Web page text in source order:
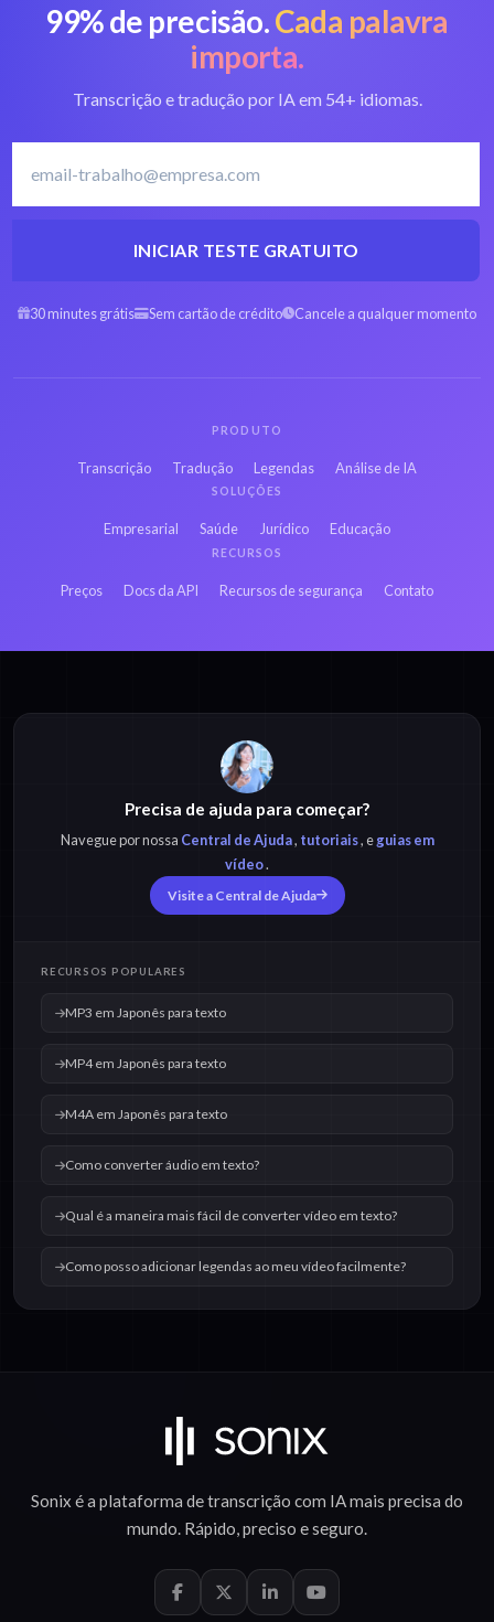
Converter CAF em
texto
Melhor conversor de
CAF
Software de
texto
texto
M4A em Japonês para
OPUS em Japonês
OGG em Japonês para
WAV em Japonês para
texto
99% de precisão.Cada palavra
importa.
Transcrição e tradução por IA em 54+ idiomas.
INICIAR TESTE GRATUITO
30 minutes grátis Sem cartão de crédito Cancele a qualquer momento
PRODUTO
Transcrição Tradução Legendas Análise de IA
SOLUÇÕES
Empresarial Saúde Jurídico Educação
RECURSOS
Preços Docs da API Recursos de segurança Contato
Precisa de ajuda para começar?
Navegue por nossa Central de Ajuda, tutoriais, eguias em
vídeo.
Visite a Central de Ajuda
RECURSOS POPULARES
MP3 em Japonês para texto
MP4 em Japonês para texto
M4A em Japonês para texto
Como converter áudio em texto?
Qual é a maneira mais fácil de converter vídeo em texto?
Como posso adicionar legendas ao meu vídeo facilmente?
Sonix é a plataforma detranscrição com IAmais precisa do
mundo. Rápido,preciso eseguro.